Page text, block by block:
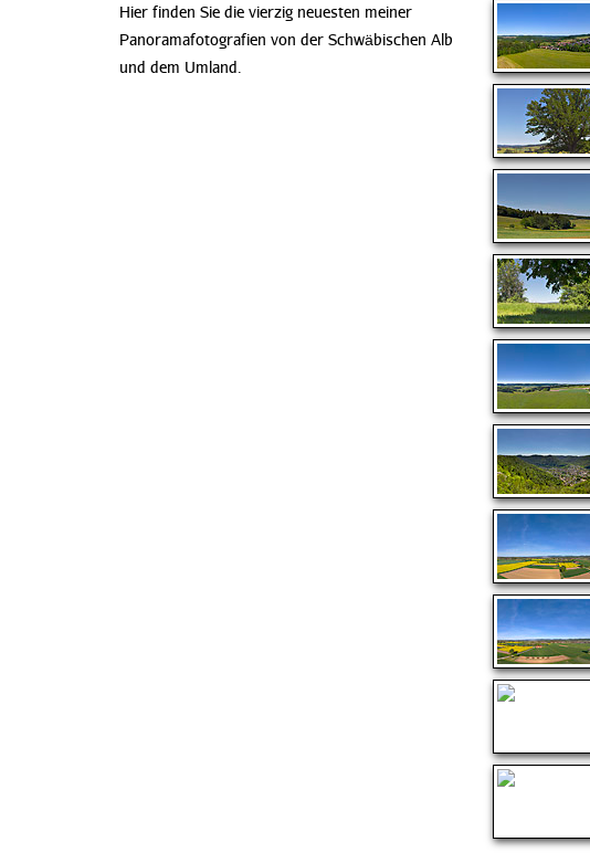
Hier finden Sie die vierzig neuesten meiner
Panoramafotografien von der Schwäbischen Alb
und dem Umland.